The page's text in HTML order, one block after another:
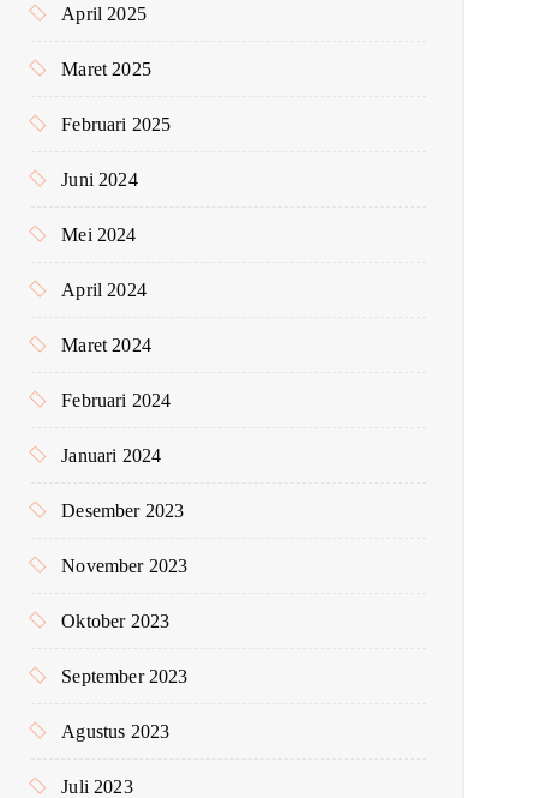
April 2025
Maret 2025
Februari 2025
Juni 2024
Mei 2024
April 2024
Maret 2024
Februari 2024
Januari 2024
Desember 2023
November 2023
Oktober 2023
September 2023
Agustus 2023
Juli 2023